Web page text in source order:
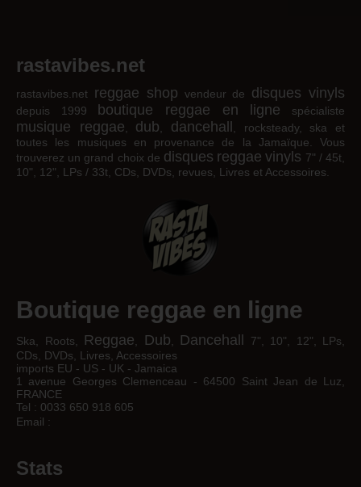
rastavibes.net
rastavibes.net reggae shop vendeur de disques vinyls
depuis 1999 boutique reggae en ligne spécialiste
musique reggae dub dancehall
, rocksteady, ska et
toutes les musiques en provenance de la Jamaïque. Vous
trouverez un grand choix de disques reggae vinyls 7" / 45t,
10", 12", LPs / 33t, CDs, DVDs, revues, Livres et Accessoires.
Boutique reggae en ligne
Ska, Roots, Reggae Dub Dancehall
7", 10", 12", LPs,
CDs, DVDs, Livres, Accessoires
imports EU - US - UK - Jamaica
1 avenue Georges Clemenceau - 64500 Saint Jean de Luz,
FRANCE
Tel : 0033 650 918 605
Email :
Stats